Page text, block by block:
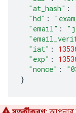
"at_hash" :
"hd" :
"email" :
"iat" :
"exp" :
"nonce" :
}